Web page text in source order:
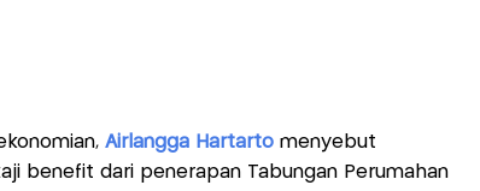
Airlangga Hartartomenyebut
benefit dari penerapan Tabungan Perumahan